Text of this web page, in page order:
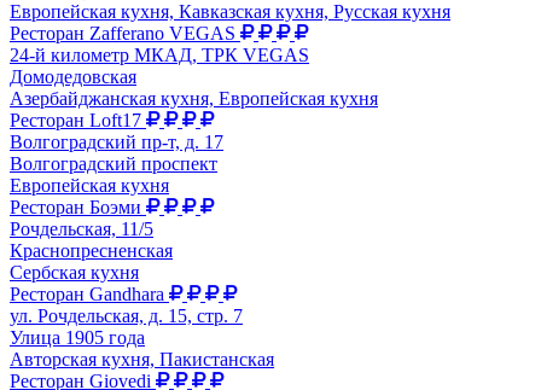
Европейская кухня, Кавказская кухня, Русская кухня
Ресторан Zafferano VEGAS
24-й километр МКАД, ТРК VEGAS
Домодедовская
Азербайджанская кухня, Европейская кухня
Ресторан Loft17
Волгоградский пр-т, д. 17
Волгоградский проспект
Европейская кухня
Ресторан Боэми
Рочдельская, 11/5
Краснопресненская
Сербская кухня
Ресторан Gandhara
ул. Рочдельская, д. 15, стр. 7
Улица 1905 года
Авторская кухня, Пакистанская
Ресторан Giovedi